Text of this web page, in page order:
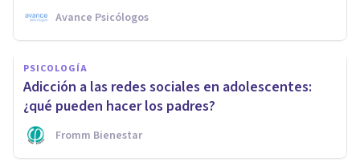
Avance Psicólogos
PSICOLOGÍA
Adicción a las redes sociales en adolescentes:
¿qué pueden hacer los padres?
Fromm Bienestar